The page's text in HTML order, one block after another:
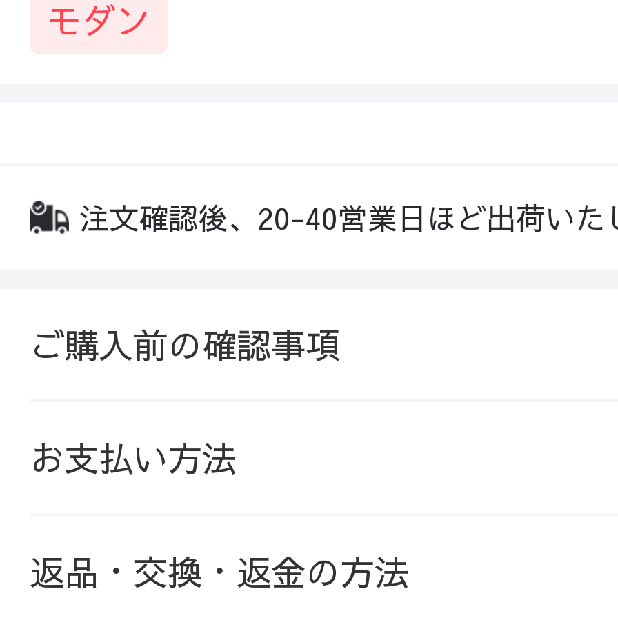
モダン
注文確認後、20-40営業日ほど出荷いた
ご購入前の確認事項
お支払い方法
返品・交換・返金の方法